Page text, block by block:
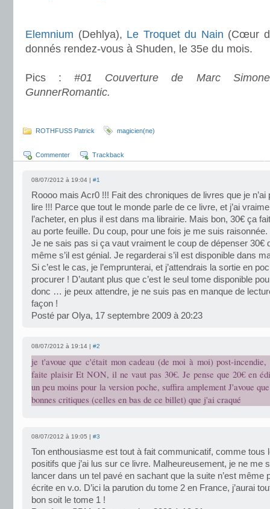
Elemnium (Dehlya), Le Troquet du Nain (Cœur
donnés rendez-vous à Shuden, le 35e du mois.
Pics :#01 Couverture de Marc
GunnerRomantic.
ROTHFUSS Patrick magicien(ne)
Commenter Trackback
08/07/2012 à 19:04 | #1
Roooo mais Acr0 !!! Fait des chroniques de livres que je n’ai
lire !!! Parce que tout le monde parle de ce livre, et j’ai
l’acheter, en plus il est dans ma librairie. Mais bon, 30€ ça
au porte feuille. Du coup, pour une fois je me suis raisonnée.
Je ne sais pas si ça vaut vraiment le coup de dépenser 30€
même s’il est génial. Je regarderai s’il est disponible dans
Si c’est le cas, je l’emprunterai, et j’attendrais la sortie en
procurer ! D’autant plus que c’est le seul tome disponible
donc … je peux attendre, je ne suis pas en manque de
façon !
Posté par Olya, 17 septembre 2009 à 20:23
08/07/2012 à 19:14 | #2
je t'avoue que c'était mon cadeau (de moi à moi) post-
faite plaisir Et NON, il ne vaut pas 30€. Je pense que 20€ en
un peu moins pour la version poche, suffira amplement J'avoue
bonnes critiques (celles en bas de ce billet) que j'ai craqué
08/07/2012 à 19:05 | #3
Ton enthousiasme est tout à fait communicatif, comme tous
positifs que j’ai lus sur ce livre. Malheureusement, je ne me
lancer dans un tel pavé en sachant que la suite n’est même
écrite en v.o. D’ici la parution du tome 2 en France, j’aurai
bon soit le tome 1 !